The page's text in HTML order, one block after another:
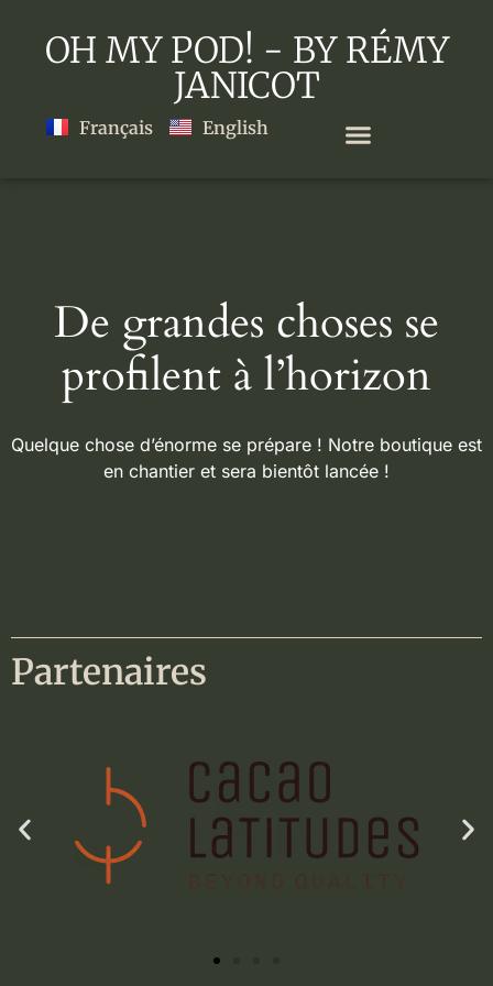
OH MY POD! - BY RÉMY
JANICOT
Français English
De grandes choses se
profilent à l’horizon
Quelque chose d’énorme se prépare ! Notre boutique est
en chantier et sera bientôt lancée !
Partenaires